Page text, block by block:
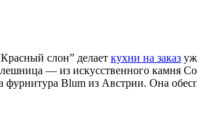
слон” делает кухни на заказ
— из искусственного камня
фурнитура Blum из Австрии. Она